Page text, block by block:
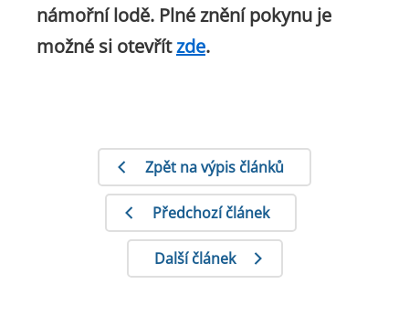
námořní lodě. Plné znění pokynu je
možné si otevřítzde.
Zpět na výpis článků
Předchozí článek
Další článek